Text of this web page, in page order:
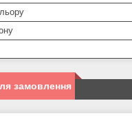
замовлення